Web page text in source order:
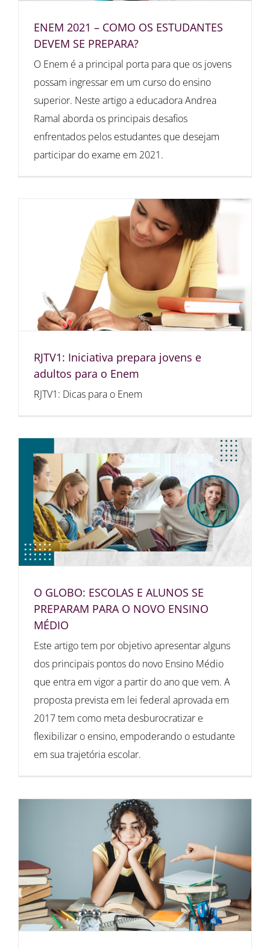
ENEM 2021 – COMO OS ESTUDANTES
DEVEM SE PREPARA?
O Enem é a principal porta para que os jovens
possam ingressar em um curso do ensino
superior. Neste artigo a educadora Andrea
Ramal aborda os principais desafios
enfrentados pelos estudantes que desejam
participar do exame em 2021.
RJTV1: Iniciativa prepara jovens e
adultos para o Enem
RJTV1: Dicas para o Enem
O GLOBO: ESCOLAS E ALUNOS SE
PREPARAM PARA O NOVO ENSINO
MÉDIO
Este artigo tem por objetivo apresentar alguns
dos principais pontos do novo Ensino Médio
que entra em vigor a partir do ano que vem. A
proposta prevista em lei federal aprovada em
2017 tem como meta desburocratizar e
flexibilizar o ensino, empoderando o estudante
em sua trajetória escolar.